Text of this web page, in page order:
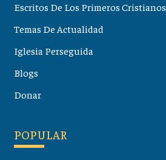
Escritos De Los Primeros Cristianos
Temas De Actualidad
Iglesia Perseguida
Blogs
Donar
POPULAR